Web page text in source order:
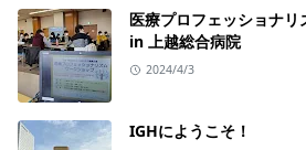
医療プロフェッショナ
in 上越総合病院
2024/4/3
IGHにようこそ！